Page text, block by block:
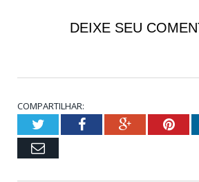
DEIXE SEU
COMPARTILHAR:
TwitterFacebookGoogle+
Email